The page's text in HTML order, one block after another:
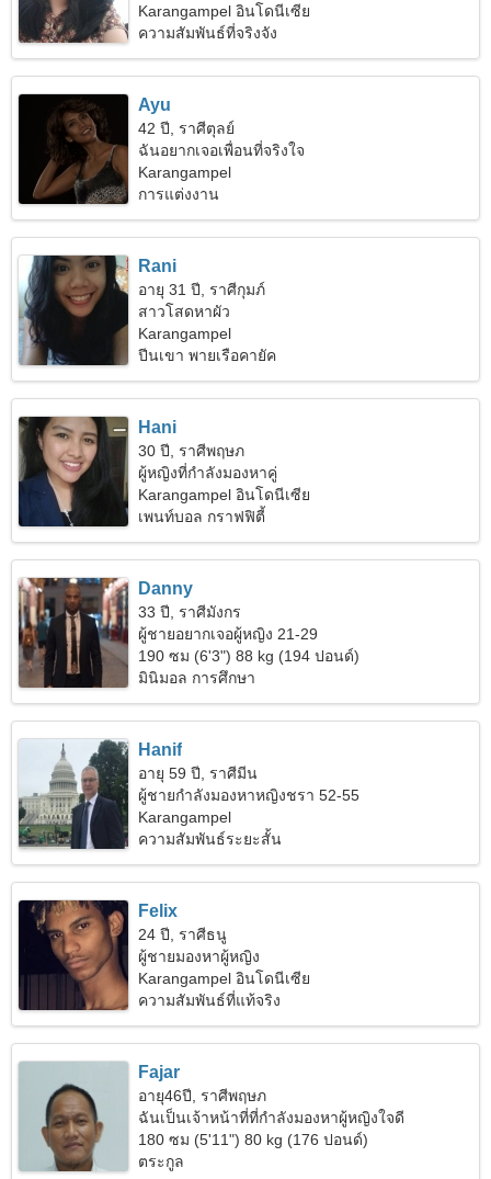
Karangampel อินโดนีเซีย
ความสัมพันธ์ที่จริงจัง
Ayu
42 ปี, ราศีตุลย์
ฉันอยากเจอเพื่อนที่จริงใจ
Karangampel
การแต่งงาน
Rani
อายุ 31 ปี, ราศีกุมภ์
สาวโสดหาผัว
Karangampel
ปีนเขา พายเรือคายัค
Hani
30 ปี, ราศีพฤษภ
ผู้หญิงที่กำลังมองหาคู่
Karangampel อินโดนีเซีย
เพนท์บอล กราฟฟิตี้
Danny
33 ปี, ราศีมังกร
ผู้ชายอยากเจอผู้หญิง 21-29
190 ซม (6'3") 88 kg (194 ปอนด์)
มินิมอล การศึกษา
Hanif
อายุ 59 ปี, ราศีมีน
ผู้ชายกำลังมองหาหญิงชรา 52-55
Karangampel
ความสัมพันธ์ระยะสั้น
Felix
24 ปี, ราศีธนู
ผู้ชายมองหาผู้หญิง
Karangampel อินโดนีเซีย
ความสัมพันธ์ที่แท้จริง
Fajar
อายุ46ปี, ราศีพฤษภ
ฉันเป็นเจ้าหน้าที่ที่กำลังมองหาผู้หญิงใจดี
180 ซม (5'11") 80 kg (176 ปอนด์)
ตระกูล